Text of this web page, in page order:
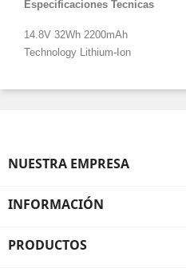
Especificaciones Tecnicas
14.8V 32Wh 2200mAh
Technology Lithium-Ion
NUESTRA EMPRESA
INFORMACIÓN
PRODUCTOS